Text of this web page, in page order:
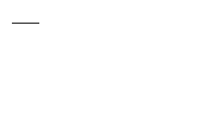
求进行分装
购,如若出现质量问题,